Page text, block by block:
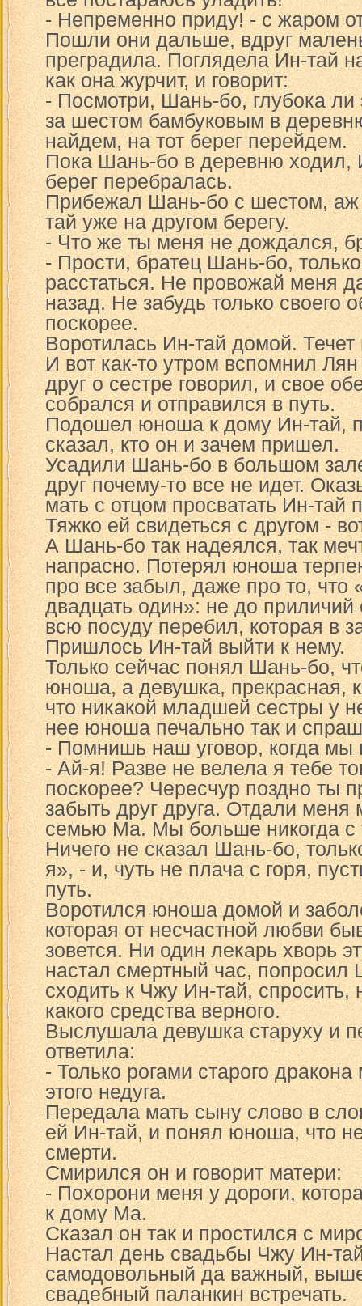
- Непременно приду! - с жаром
Пошли они дальше, вдруг
преградила. Поглядела Ин-тай
как она журчит, и говорит:
- Посмотри, Шань-бо, глубока ли
за шестом бамбуковым в
найдем, на тот берег перейдем.
Пока Шань-бо в деревню ходил,
берег перебралась.
Прибежал Шань-бо с шестом,
тай уже на другом берегу.
- Что же ты меня не дождался,
- Прости, братец Шань-бо,
расстаться. Не провожай меня
назад. Не забудь только своего
поскорее.
Воротилась Ин-тай домой.
И вот как-то утром вспомнил
друг о сестре говорил, и свое
собрался и отправился в путь.
Подошел юноша к дому Ин-тай,
сказал, кто он и зачем пришел.
Усадили Шань-бо в большом
друг почему-то все не идет.
мать с отцом просватать Ин-тай
Тяжко ей свидеться с другом -
А Шань-бо так надеялся, так
напрасно. Потерял юноша
про все забыл, даже про то, что
двадцать один»: не до
всю посуду перебил, которая в
Пришлось Ин-тай выйти к нему.
Только сейчас понял Шань-бо,
юноша, а девушка, прекрасная,
что никакой младшей сестры у
нее юноша печально так и
- Помнишь наш уговор, когда мы
- Ай-я! Разве не велела я тебе
поскорее? Чересчур поздно ты
забыть друг друга. Отдали меня
семью Ма. Мы больше никогда с
Ничего не сказал Шань-бо,
я», - и, чуть не плача с горя,
путь.
Воротился юноша домой и
которая от несчастной любви
зовется. Ни один лекарь хворь
настал смертный час, попросил
сходить к Чжу Ин-тай, спросить,
какого средства верного.
Выслушала девушка старуху и
ответила:
- Только рогами старого
этого недуга.
Передала мать сыну слово в
ей Ин-тай, и понял юноша, что
смерти.
Смирился он и говорит матери:
- Похорони меня у дороги,
к дому Ма.
Сказал он так и простился с
Настал день свадьбы Чжу Ин-
самодовольный да важный,
свадебный паланкин встречать.